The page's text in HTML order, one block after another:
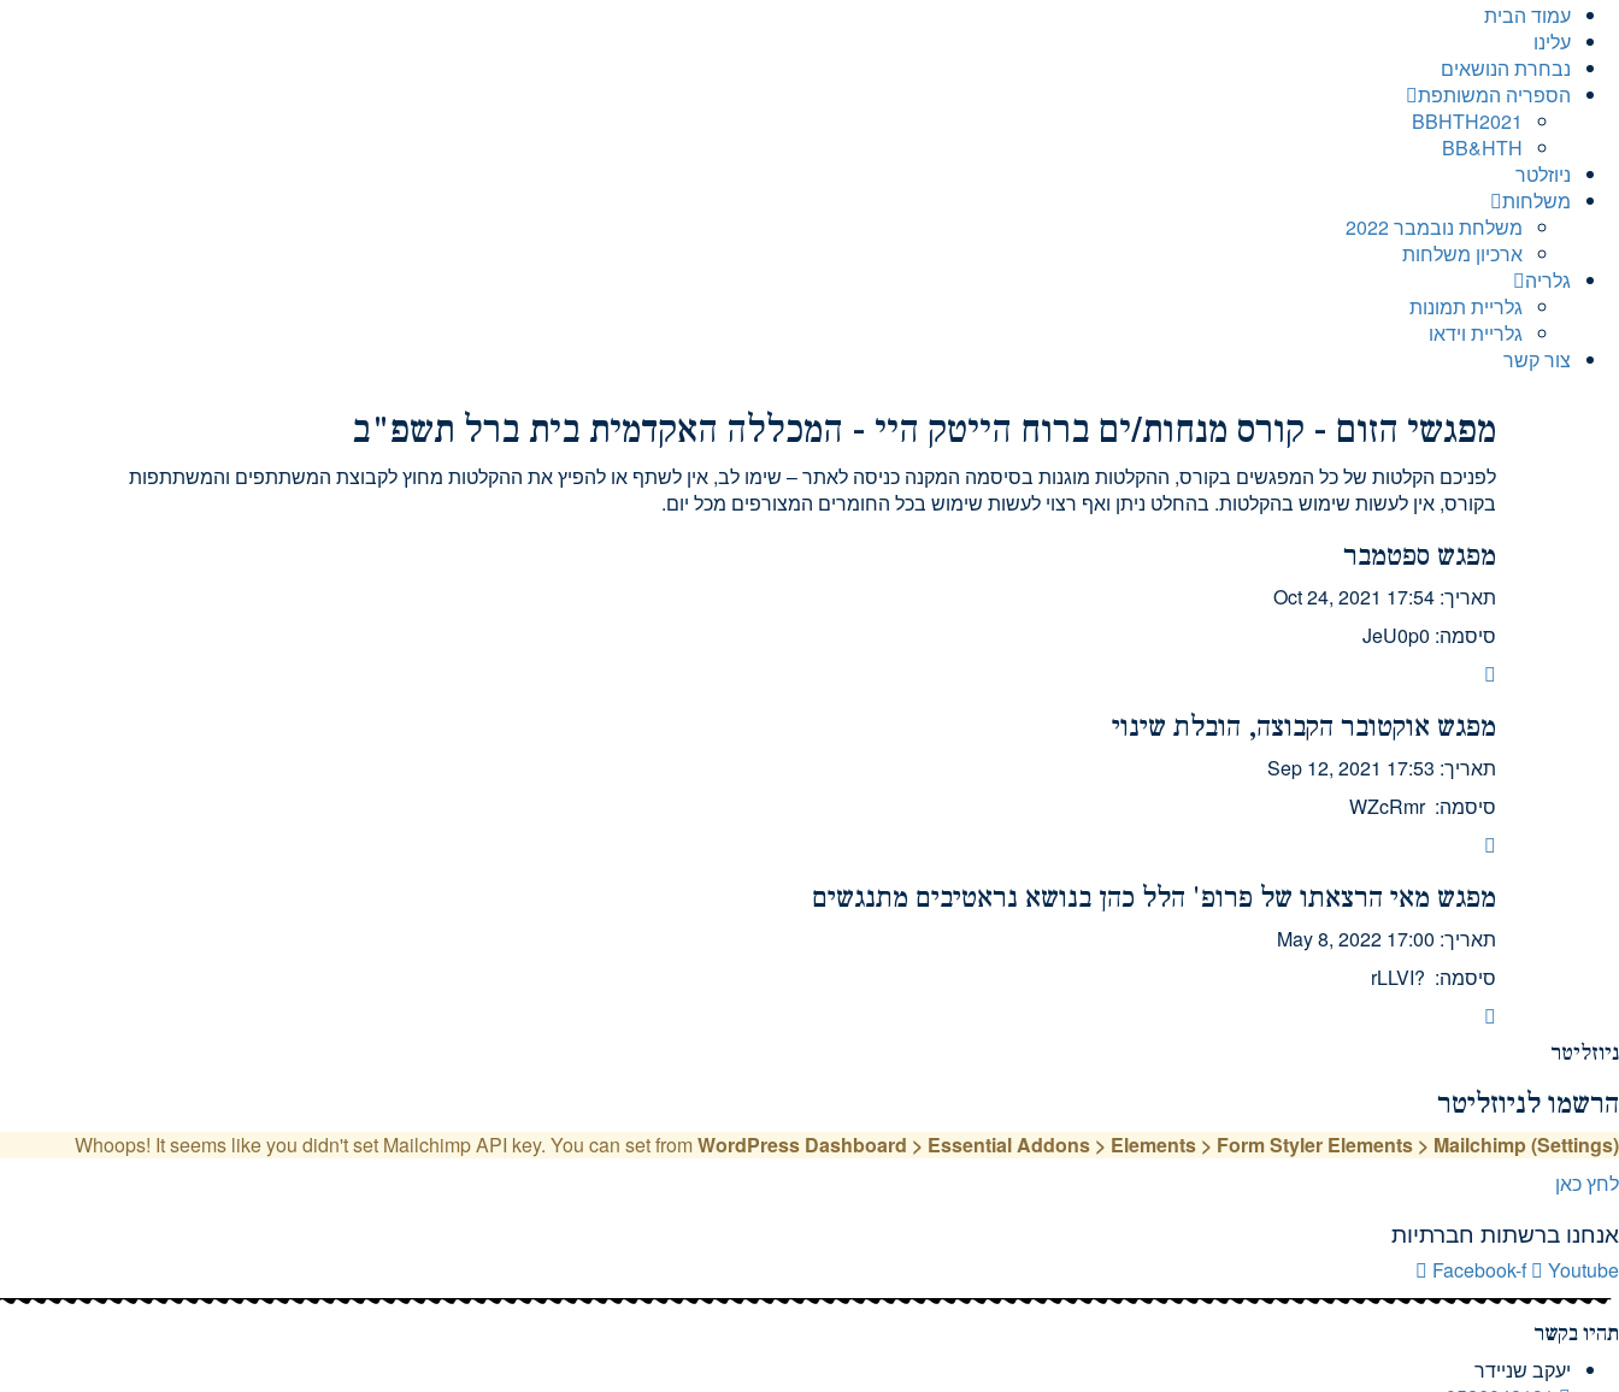
עמוד הבית
עלינו
נבחרת הנושאים
הספריה המשותפת
BBHTH2021
BB&HTH
ניוזלטר
משלחות
משלחת נובמבר 2022
ארכיון משלחות
גלריה
גלריית תמונות
גלריית וידאו
צור קשר
מפגשי הזום - קורס מנחות/ים ברוח הייטק היי - המכללה האקדמית בית ברל תשפ"ב
לפניכם הקלטות של כל המפגשים בקורס, ההקלטות מוגנות בסיסמה המקנה כניסה לאתר – שימו לב, אין לשתף או להפיץ את ההקלטות מחוץ לקבוצת המשתתפים והמשתתפות
בקורס, אין לעשות שימוש בהקלטות. בהחלט ניתן ואף רצוי לעשות שימוש בכל החומרים המצורפים מכל יום.
מפגש ספטמבר
תאריך: Oct 24, 2021 17:54
סיסמה: JeU0p0
מפגש אוקטובר הקבוצה, הובלת שינוי
תאריך: Sep 12, 2021 17:53
סיסמה: WZcRmr
מפגש מאי הרצאתו של פרופ' הלל כהן בנושא נראטיבים מתנגשים
תאריך: May 8, 2022 17:00
סיסמה: ?rLLVI
ניוזליטר
הרשמו לניוזליטר
Whoops! It seems like you didn't set Mailchimp API key. You can set fromWordPress Dashboard > Essential Addons > Elements > Form Styler Elements > Mailchimp (Settings)
לחץ כאן
אנחנו ברשתות חברתיות
Facebook-f Youtube
תהיו בקשר
יעקב שניידר